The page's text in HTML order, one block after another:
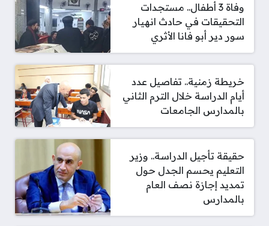
وفاة 3 أطفال.. مستجدات
التحقيقات في حادث انهيار
سور دير أبو فانا الأثري
خريطة زمنية.. تفاصيل عدد
أيام الدراسة خلال الترم الثاني
بالمدارس الجامعات
حقيقة تأجيل الدراسة.. وزير
التعليم يحسم الجدل حول
تمديد إجازة نصف العام
بالمدارس